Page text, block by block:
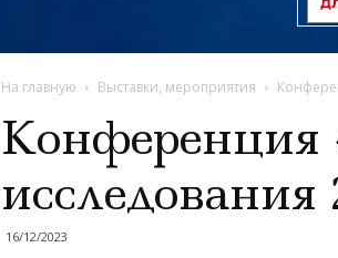
На главную Выставки, мероприятия
Конференция
исследования
16/12/2023